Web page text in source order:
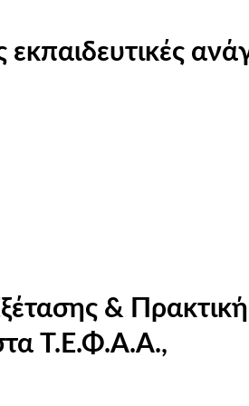
εκπαιδευτικές
&
Τ.Ε.Φ.Α.Α.,